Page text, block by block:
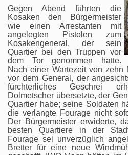
Gegen Abend führten die
Kosaken den Bürgermeister
wie einen Arrestanten mit
angelegten Pistolen zum
Kosakengeneral, der sein
Quartier bei den Truppen vor
dem Tor genommen hatte.
Nach einer Wartezeit von zehn
vor dem General, der
fürchterliches Geschrei
Dolmetscher übersetzte, der
Quartier habe; seine Soldaten
die verlangte Fourage nicht
Der Bürgermeister erwiderte,
besten Quartiere in der
Fourage sei unverzüglich
Bretter für eine neue